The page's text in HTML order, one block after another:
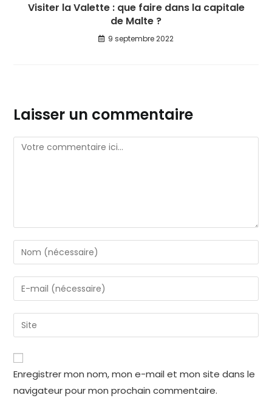
Visiter la Valette : que faire dans la capitale
de Malte ?
9 septembre 2022
Laisser un commentaire
Comment
Enter
your
name
or
to
comment
Enter
your
email
address
comment
Enter
your
website
URL
(optional)
Enregistrer mon nom, mon e-mail et mon site dans le
navigateur pour mon prochain commentaire.